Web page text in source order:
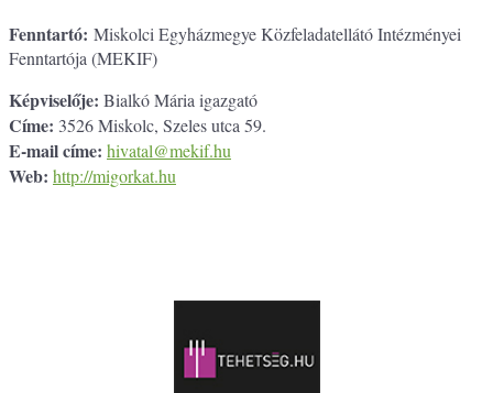
Fenntartó: Miskolci Egyházmegye Közfeladatellátó Intézményei
Fenntartója (MEKIF)
Képviselője: Bialkó Mária igazgató
Címe: 3526 Miskolc, Szeles utca 59.
E-mail címe: hivatal@mekif.hu
Web: http://migorkat.hu